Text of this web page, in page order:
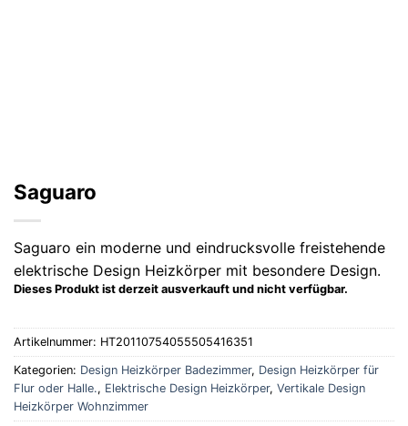
Saguaro
Saguaro ein moderne und eindrucksvolle freistehende
elektrische Design Heizkörper mit besondere Design.
Dieses Produkt ist derzeit ausverkauft und nicht verfügbar.
Artikelnummer: HT20110754055505416351
Kategorien: Design Heizkörper Badezimmer, Design Heizkörper für
Flur oder Halle., Elektrische Design Heizkörper, Vertikale Design
Heizkörper Wohnzimmer